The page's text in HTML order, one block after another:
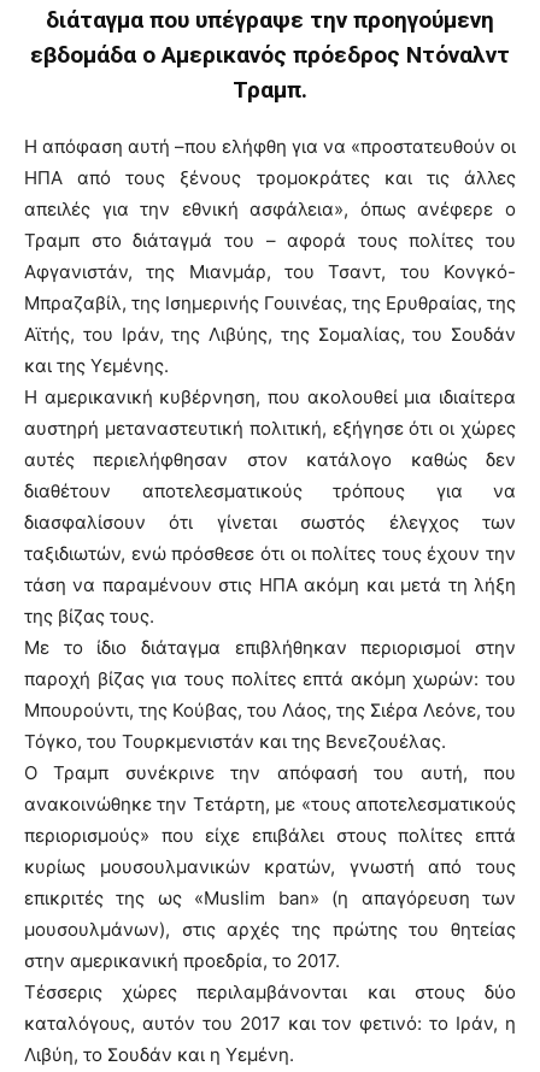
διάταγμα που υπέγραψε την προηγούμενη
εβδομάδα ο Αμερικανός πρόεδρος Ντόναλντ
Τραμπ.
Η απόφαση αυτή –που ελήφθη για να «προστατευθούν οι
ΗΠΑ από τους ξένους τρομοκράτες και τις άλλες
απειλές για την εθνική ασφάλεια», όπως ανέφερε ο
Τραμπ στο διάταγμά του – αφορά τους πολίτες του
Αφγανιστάν, της Μιανμάρ, του Τσαντ, του Κονγκό-
Μπραζαβίλ, της Ισημερινής Γουινέας, της Ερυθραίας, της
Αϊτής, του Ιράν, της Λιβύης, της Σομαλίας, του Σουδάν
και της Υεμένης.
Η αμερικανική κυβέρνηση, που ακολουθεί μια ιδιαίτερα
αυστηρή μεταναστευτική πολιτική, εξήγησε ότι οι χώρες
αυτές περιελήφθησαν στον κατάλογο καθώς δεν
διαθέτουν αποτελεσματικούς τρόπους για να
διασφαλίσουν ότι γίνεται σωστός έλεγχος των
ταξιδιωτών, ενώ πρόσθεσε ότι οι πολίτες τους έχουν την
τάση να παραμένουν στις ΗΠΑ ακόμη και μετά τη λήξη
της βίζας τους.
Με το ίδιο διάταγμα επιβλήθηκαν περιορισμοί στην
παροχή βίζας για τους πολίτες επτά ακόμη χωρών: του
Μπουρούντι, της Κούβας, του Λάος, της Σιέρα Λεόνε, του
Τόγκο, του Τουρκμενιστάν και της Βενεζουέλας.
Ο Τραμπ συνέκρινε την απόφασή του αυτή, που
ανακοινώθηκε την Τετάρτη, με «τους αποτελεσματικούς
περιορισμούς» που είχε επιβάλει στους πολίτες επτά
κυρίως μουσουλμανικών κρατών, γνωστή από τους
επικριτές της ως «Muslim ban» (η απαγόρευση των
μουσουλμάνων), στις αρχές της πρώτης του θητείας
στην αμερικανική προεδρία, το 2017.
Τέσσερις χώρες περιλαμβάνονται και στους δύο
καταλόγους, αυτόν του 2017 και τον φετινό: το Ιράν, η
Λιβύη, το Σουδάν και η Υεμένη.